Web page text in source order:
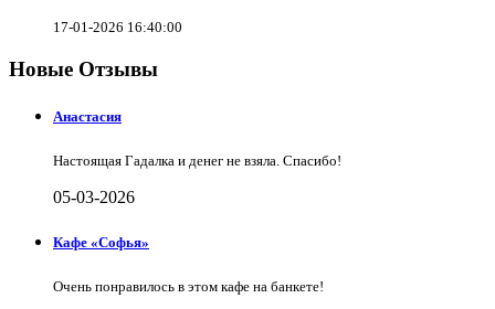
17-01-2026 16:40:00
Новые Отзывы
Анастасия
Настоящая Гадалка и денег не взяла. Спасибо!
05-03-2026
Кафе «Софья»
Очень понравилось в этом кафе на банкете!